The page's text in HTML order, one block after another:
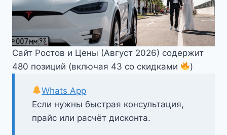
Сайт Ростов и Цены (Август 2026) содержит
480 позиций (включая 43 со скидками
)
Если нужны быстрая консультация,
прайс или расчёт дисконта.
Whats App